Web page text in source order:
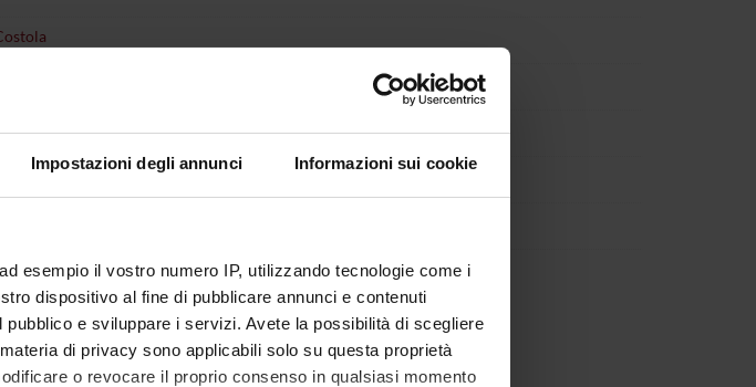
Impostazioni degli annunci Informazioni sui cookie
esempio il vostro numero IP, utilizzando tecnologie come i
dispositivo al fine di pubblicare annunci e contenuti
e sviluppare i servizi. Avete la possibilità di scegliere
di privacy sono applicabili solo su questa proprietà
o revocare il proprio consenso in qualsiasi momento
assegnato